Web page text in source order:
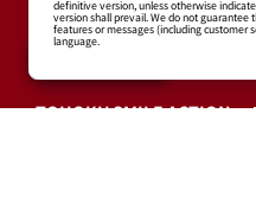
楽天モバイル 最強パーク宮城
TOHOKU SMILE ACTION